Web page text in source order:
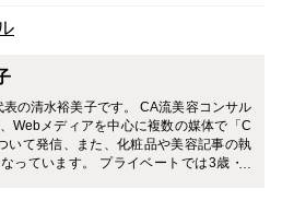
の清水裕美子です。 CA流美容コンサル
Webメディアを中心に複数の媒体で「C
いて発信、また、化粧品や美容記事の執
っています。 プライベートでは3歳・7